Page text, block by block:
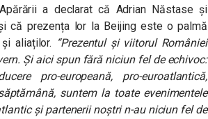
a declarat că Adrian Năstase și
că prezența lor la Beijing este o palmă
aliaților. “Prezentul și viitorul României
Și aici spun fără niciun fel de echivoc:
pro-europeană, pro-euroatlantică,
suntem la toate evenimentele
și partenerii noștri n-au niciun fel de